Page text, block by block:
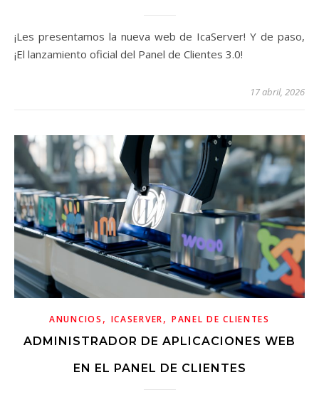
¡Les presentamos la nueva web de IcaServer! Y de paso,
¡El lanzamiento oficial del Panel de Clientes 3.0!
17 abril, 2026
ANUNCIOS , ICASERVER, PANEL DE CLIENTES
ADMINISTRADOR DE APLICACIONES WEB
EN EL PANEL DE CLIENTES